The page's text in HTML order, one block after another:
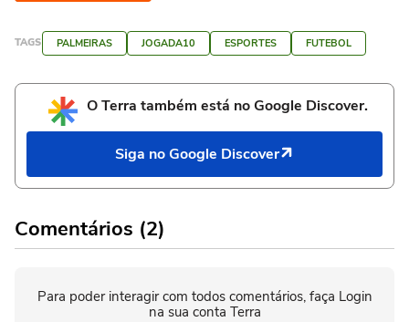
TAGS PALMEIRAS JOGADA10 ESPORTES FUTEBOL
O Terra também está no Google Discover.
Siga no Google Discover
Comentários (2)
Para poder interagir com todos comentários, faça Login
na sua conta Terra